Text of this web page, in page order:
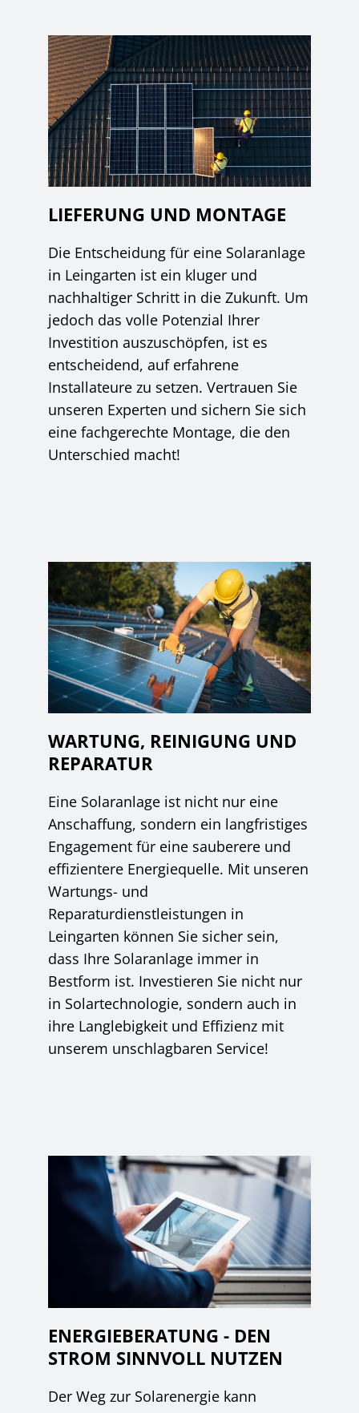
LIEFERUNG UND MONTAGE
Die Entscheidung für eine Solaranlage
in Leingarten ist ein kluger und
nachhaltiger Schritt in die Zukunft. Um
jedoch das volle Potenzial Ihrer
Investition auszuschöpfen, ist es
entscheidend, auf erfahrene
Installateure zu setzen. Vertrauen Sie
unseren Experten und sichern Sie sich
eine fachgerechte Montage, die den
Unterschied macht!
WARTUNG, REINIGUNG UND
REPARATUR
Eine Solaranlage ist nicht nur eine
Anschaffung, sondern ein langfristiges
Engagement für eine sauberere und
effizientere Energiequelle. Mit unseren
Wartungs- und
Reparaturdienstleistungen in
Leingarten können Sie sicher sein,
dass Ihre Solaranlage immer in
Bestform ist. Investieren Sie nicht nur
in Solartechnologie, sondern auch in
ihre Langlebigkeit und Effizienz mit
unserem unschlagbaren Service!
ENERGIEBERATUNG - DEN
STROM SINNVOLL NUTZEN
Der Weg zur Solarenergie kann